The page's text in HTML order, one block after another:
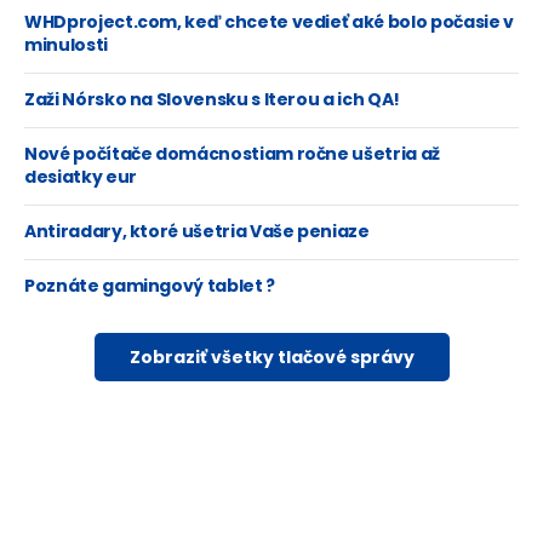
WHDproject.com, keď chcete vedieť aké bolo počasie v
minulosti
Zaži Nórsko na Slovensku s Iterou a ich QA!
Nové počítače domácnostiam ročne ušetria až
desiatky eur
Antiradary, ktoré ušetria Vaše peniaze
Poznáte gamingový tablet ?
Zobraziť všetky tlačové správy